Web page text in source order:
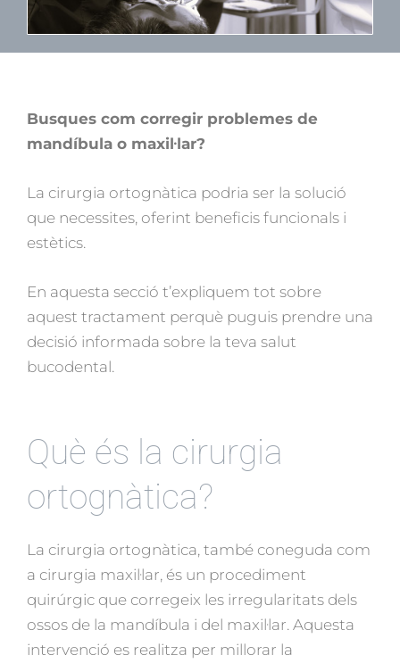
Busques com corregir problemes de
mandíbula o maxil·lar?
La cirurgia ortognàtica podria ser la solució
que necessites, oferint beneficis funcionals i
estètics.
En aquesta secció t’expliquem tot sobre
aquest tractament perquè puguis prendre una
decisió informada sobre la teva salut
bucodental.
Què és la cirurgia
ortognàtica?
La cirurgia ortognàtica, també coneguda com
a cirurgia maxil·lar, és un procediment
quirúrgic que corregeix les irregularitats dels
ossos de la mandíbula i del maxil·lar. Aquesta
intervenció es realitza per millorar la